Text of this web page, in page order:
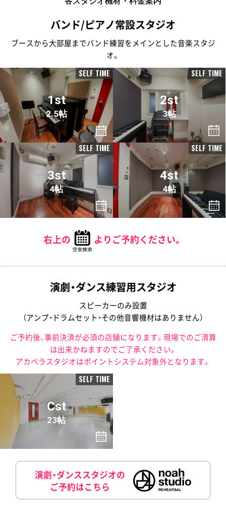
バンド/ピアノ常設スタジオ
ブースから大部屋までバンド練習をメインとした音楽スタジ
オ。
SELF TIME
1st
2.5帖
SELF TIME
2st
3帖
SELF TIME
3st
4帖
SELF TIME
4st
4帖
右上の よりご予約ください。
演劇・ダンス練習用スタジオ
スピーカーのみ設置
（アンプ・ドラムセット・その他音響機材はありません）
ご予約後、事前決済が必須の店舗になります。現場でのご清算
は出来かねますのでご了承ください。
アカペラスタジオはポイントシステム対象外となります。
SELF TIME
Cst
23帖
演劇・ダンススタジオの
ご予約はこちら